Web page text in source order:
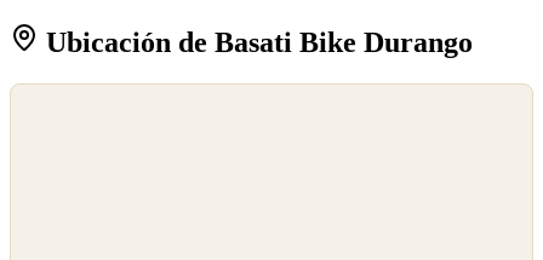
Ubicación de Basati Bike Durango